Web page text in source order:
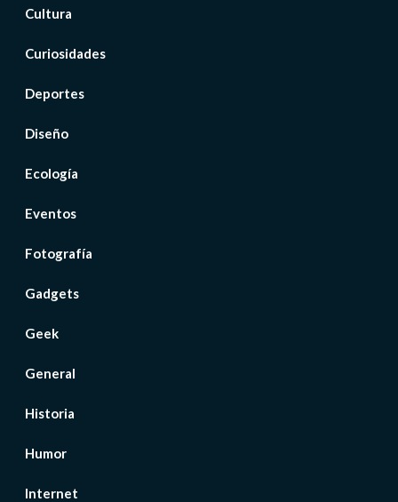
Cultura
Curiosidades
Deportes
Diseño
Ecología
Eventos
Fotografía
Gadgets
Geek
General
Historia
Humor
Internet